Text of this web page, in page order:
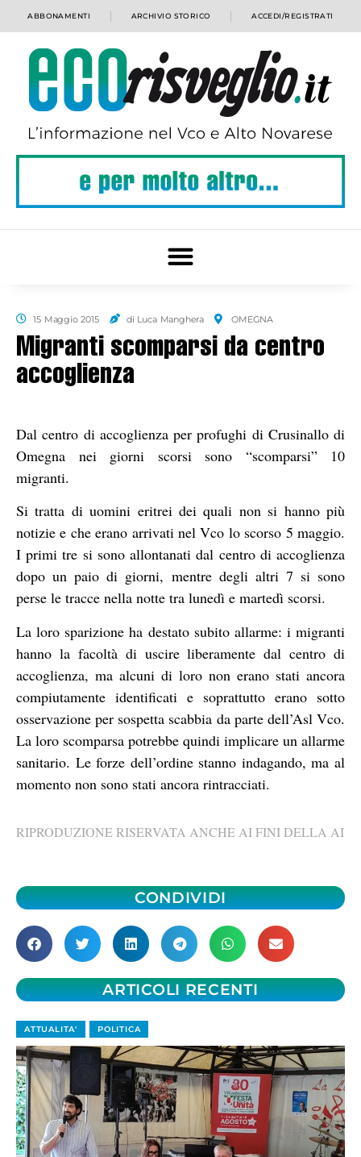
ABBONAMENTI ARCHIVIO STORICO ACCEDI/REGISTRATI
15 Maggio 2015 di Luca Manghera OMEGNA
Migranti scomparsi da centro
accoglienza
Dal centro di accoglienza per profughi di Crusinallo di
Omegna nei giorni scorsi sono “scomparsi” 10
migranti.
Si tratta di uomini eritrei dei quali non si hanno più
notizie e che erano arrivati nel Vco lo scorso 5 maggio.
I primi tre si sono allontanati dal centro di accoglienza
dopo un paio di giorni, mentre degli altri 7 si sono
perse le tracce nella notte tra lunedì e martedì scorsi.
La loro sparizione ha destato subito allarme: i migranti
hanno la facoltà di uscire liberamente dal centro di
accoglienza, ma alcuni di loro non erano stati ancora
compiutamente identificati e soprattutto erano sotto
osservazione per sospetta scabbia da parte dell’Asl Vco.
La loro scomparsa potrebbe quindi implicare un allarme
sanitario. Le forze dell’ordine stanno indagando, ma al
momento non sono stati ancora rintracciati.
RIPRODUZIONE RISERVATA ANCHE AI FINI DELLA AI
CONDIVIDI
ARTICOLI RECENTI
ATTUALITA' POLITICA